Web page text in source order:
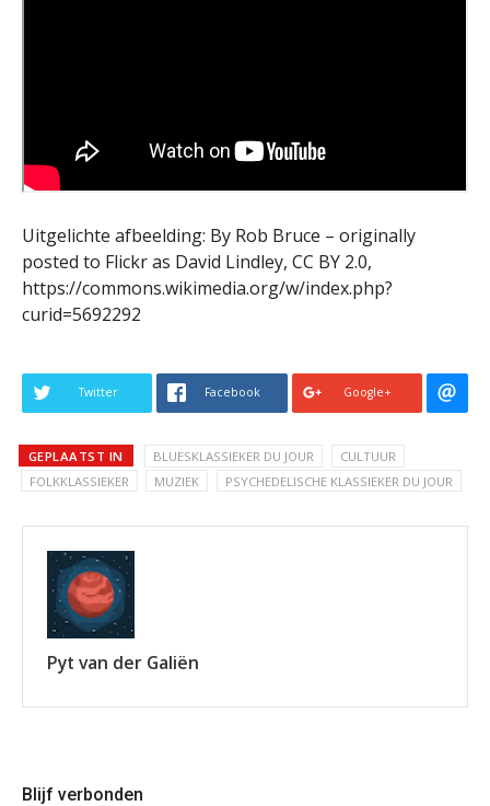
Uitgelichte afbeelding: By Rob Bruce – originally
posted to Flickr as David Lindley, CC BY 2.0,
https://commons.wikimedia.org/w/index.php?
curid=5692292
Twitter Facebook Google+
GEPLAATST IN BLUESKLASSIEKER DU JOUR
CULTUUR
FOLKKLASSIEKER
MUZIEK PSYCHEDELISCHE KLASSIEKER DU JOUR
Pyt van der Galiën
Blijf verbonden